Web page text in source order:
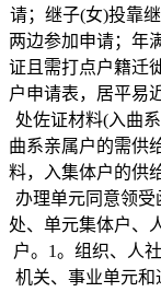
请；继子(女)投靠
两边参加申请；年
证且需打点户籍迁
户申请表，居平易
处佐证材料(入曲
曲系亲属户的需供
料，入集体户的供
办理单元同意领
处、单元集体户、
户。1。组织、人
机关、事业单元